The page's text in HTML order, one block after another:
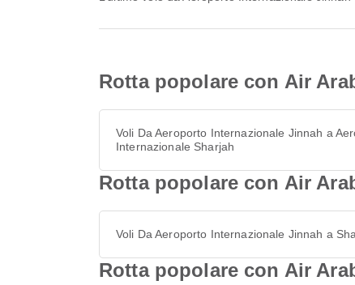
Rotta popolare con Air
Voli Da Aeroporto Internazionale Jinnah a
Internazionale Sharjah
Rotta popolare con Air
Voli Da Aeroporto Internazionale Jinnah a
Rotta popolare con Air